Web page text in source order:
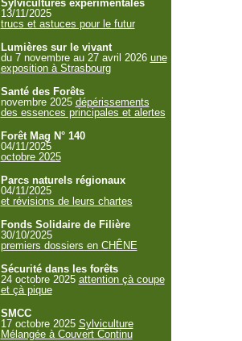
Sylvicultures expérimentales
13/11/2025
trucs et astuces pour le futur
Lumières sur le vivant
du 7 novembre au 27 avril 2026 une
exposition à Strasbourg
Santé des Forêts
novembre 2025 dépérissements
des essences principales et alertes
Forêt Mag N° 140
04/11/2025
octobre 2025
Parcs naturels régionaux
04/11/2025
et révisions de leurs chartes
Fonds Solidaire de Filière
30/10/2025
premiers dossiers en CHÊNE
Sécurité dans les forêts
24 octobre 2025 attention çà coupe
et çà pique
SMCC
17 octobre 2025 Sylviculture
Mélangée à Couvert Continu